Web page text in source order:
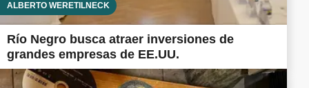
ALBERTO WERETILNECK
Río Negro busca atraer inversiones de
grandes empresas de EE.UU.